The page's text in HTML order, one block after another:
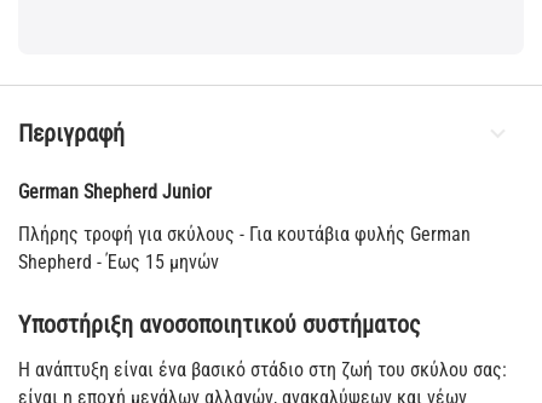
Περιγραφή
German Shepherd Junior
Πλήρης τροφή για σκύλους - Για κουτάβια φυλής German
Shepherd - Έως 15 μηνών
Υποστήριξη ανοσοποιητικού συστήματος
Η ανάπτυξη είναι ένα βασικό στάδιο στη ζωή του σκύλου σας:
είναι η εποχή μεγάλων αλλαγών, ανακαλύψεων και νέων